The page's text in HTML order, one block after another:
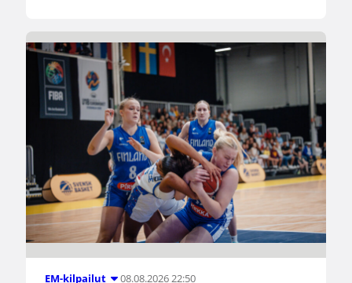
EM-kilpailut 08.08.2026 22:50